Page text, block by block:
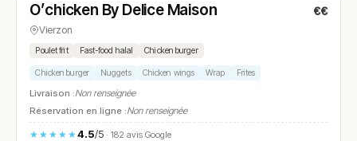
N° 25
O’chicken By Delice Maison €€
Vierzon
Poulet frit Fast-food halal Chicken burger
Chicken burger Nuggets Chicken wings Wrap Frites
Livraison :Non renseignée
Réservation en ligne :Non renseignée
★★★★★4.5/5· 182 avis Google